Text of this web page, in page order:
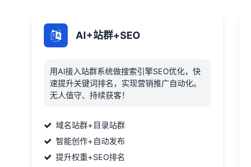
AI+站群+SEO
用AI接入站群系统做搜索引擎SEO优化，快
速提升关键词排名，实现营销推广自动化。
无人值守、持续获客！
域名站群+目录站群
智能创作+自动发布
提升权重+SEO排名